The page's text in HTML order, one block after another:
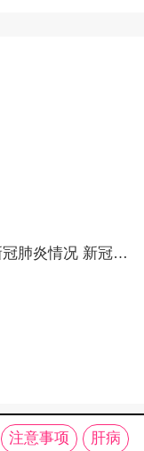
截止3月28日24时全国31个省市新冠肺炎情况 新冠疫苗的研制者
注意事项 肝病